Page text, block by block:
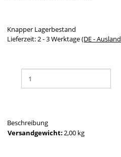
Knapper Lagerbestand
Lieferzeit:2 - 3 Werktage(DE -
Beschreibung
Versandgewicht:2,00 kg